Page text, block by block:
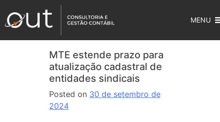
MENU
MTE estende prazo para
atualização cadastral de
entidades sindicais
Posted on 30 de setembro de
2024